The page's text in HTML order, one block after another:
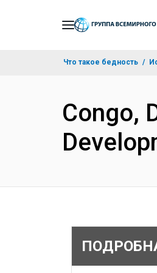
Что такое бедность
Congo,